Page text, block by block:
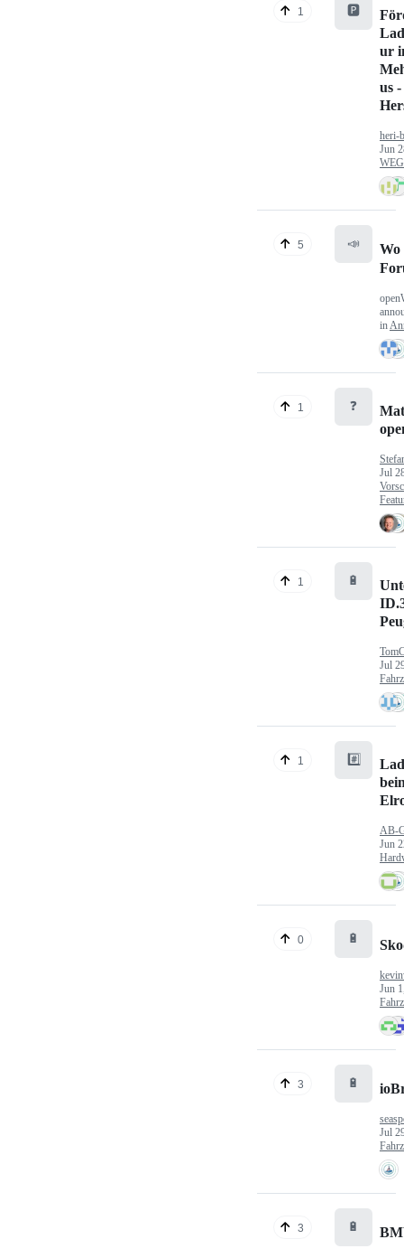
1 🅿️
ur
us -
heri-
Jun
5 📣
Wo
in
1 ❓
Jul
1 🔋
Jul
1 #️⃣
AB-
Jun
0 🔋
Jun
3 🔋
Jul
3 🔋